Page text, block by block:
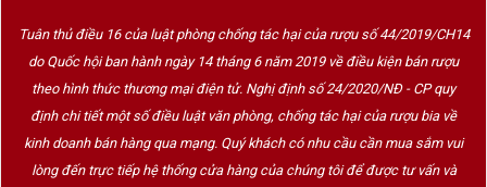
Điểm đặc biệt làmỗi chai Armand de Brignac được làm
hoàn toàn thủ công
– từ việc chọn nho, lên men, phối trộn
cho đến đóng chai, dán nhãn, đánh bóng thủ công từng chai
một. Mỗi sản phẩm đều có sự tham gia củatối đa 14 người
thợ lành nghề, tạo nêntuyệt phẩm vừa mang tính nghệ
thuật vừa có chất lượng vượt trội.
Tuân thủ điều 16 của luật phòng chống tác hại của rượu số 44/2019/CH14
do Quốc hội ban hành ngày 14 tháng 6 năm 2019 về điều kiện bán rượu
theo hình thức thương mại điện tử. Nghị định số 24/2020/NĐ - CP quy
định chi tiết một số điều luật văn phòng, chống tác hại của rượu bia về
kinh doanh bán hàng qua mạng. Quý khách có nhu cầu cần mua sắm vui
lòng đến trực tiếp hệ thống cửa hàng của chúng tôi để được tư vấn và